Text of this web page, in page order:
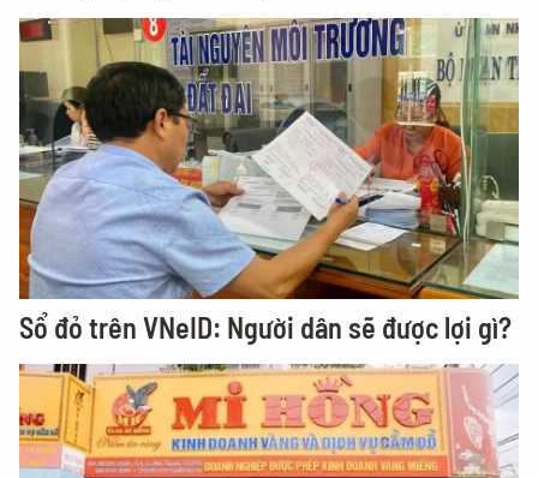
Sổ đỏ trên VNeID: Người dân sẽ được lợi gì?